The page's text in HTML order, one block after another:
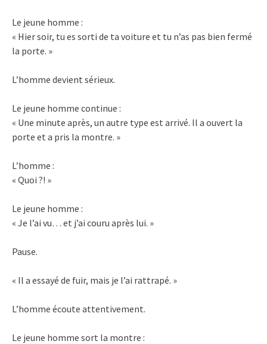
Le jeune homme :
« Hier soir, tu es sorti de ta voiture et tu n’as pas bien fermé
la porte. »
L’homme devient sérieux.
Le jeune homme continue :
« Une minute après, un autre type est arrivé. Il a ouvert la
porte et a pris la montre. »
L’homme :
« Quoi ?! »
Le jeune homme :
« Je l’ai vu… et j’ai couru après lui. »
Pause.
« Il a essayé de fuir, mais je l’ai rattrapé. »
L’homme écoute attentivement.
Le jeune homme sort la montre :